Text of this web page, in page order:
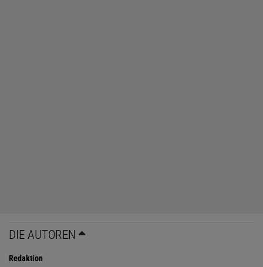
DIE AUTOREN
Redaktion